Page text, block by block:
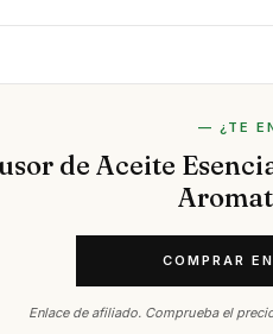
— ¿TE
de Aceite
COMPRAR
Enlace de afiliado. Comprueba el